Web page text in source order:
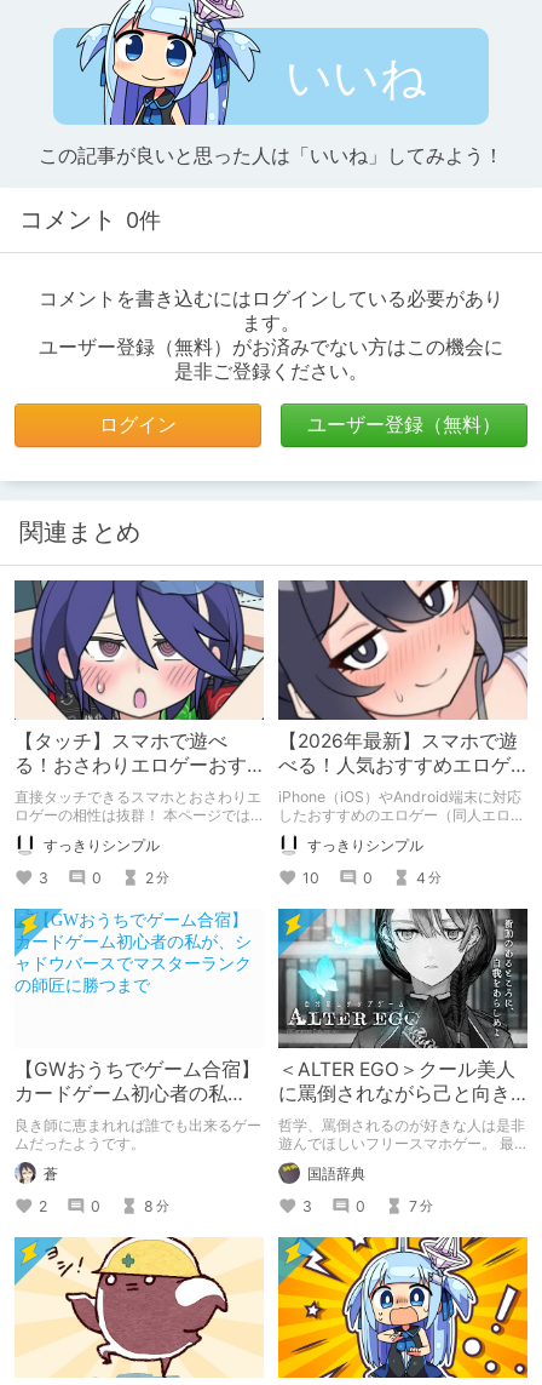
いいね
この記事が良いと思った人は「いいね」してみよう！
コメント 0件
コメントを書き込むにはログインしている必要があり
ます。
ユーザー登録（無料）がお済みでない方はこの機会に
是非ご登録ください。
ログイン ユーザー登録（無料）
関連まとめ
【タッチ】スマホで遊べ
る！おさわりエロゲーおす
すめ40選
【iPhone/Android】
直接タッチできるスマホとおさわりエ
ロゲーの相性は抜群！ 本ページでは
iPhone（iOS）とAndroid両方のスマ
ホ対応したおさわりエロゲーのおすす
め作品を紹介しています。
すっきりシンプル
3
0 2分
【2026年最新】スマホで遊
べる！人気おすすめエロゲ
ーまとめ
【iPhone/Android】
iPhone（iOS）やAndroid端末に対応
したおすすめのエロゲー（同人エロゲ
ーム）をまとめました。
すっきりシンプル
10
0 4 分
【GWおうちでゲーム合宿】
カードゲーム初心者の私
が、シャドウバースでマス
ターランクの師匠に勝つま
で
良き師に恵まれれば誰でも出来るゲー
ムだったようです。
蒼
2
0 8 分
＜ALTER EGO＞クール美人
に罵倒されながら己と向き
合う神ゲー
哲学、罵倒されるのが好きな人は是非
遊んでほしいフリースマホゲー。 最
近Xで流れてきたのをきっかけに始め
た筆者がめっちゃハマったのでご紹介
国語辞典
3
0 7分